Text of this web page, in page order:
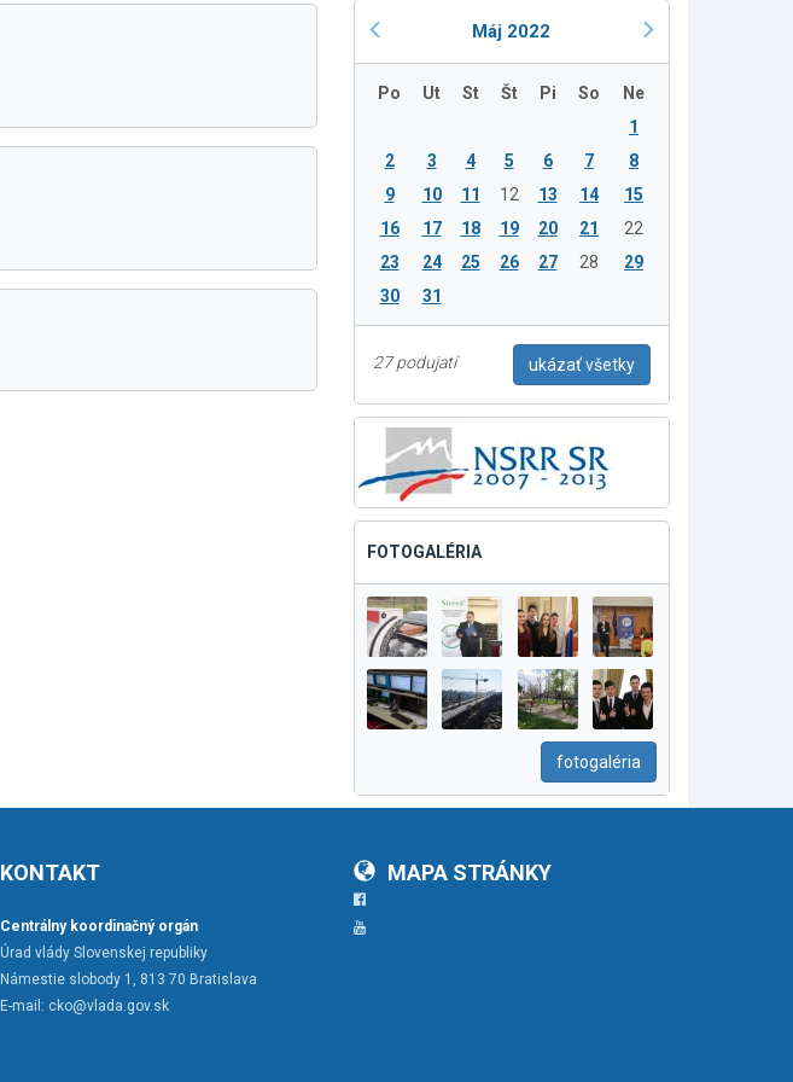
Máj 2022
Po Ut St Št Pi So
Ne
1
2
3 4 5 6 7
8
9
10 11 12 13 14
15
16
17 18 19 20 21
22
23
24 25 26 27 28
29
30
31
27 podujatí ukázať všetky
FOTOGALÉRIA
fotogaléria
KONTAKT
Centrálny koordinačný orgán
Úrad vlády Slovenskej republiky
Námestie slobody 1, 813 70 Bratislava
E-mail: cko@vlada.gov.sk
MAPA STRÁNKY
Facebook
YouTube